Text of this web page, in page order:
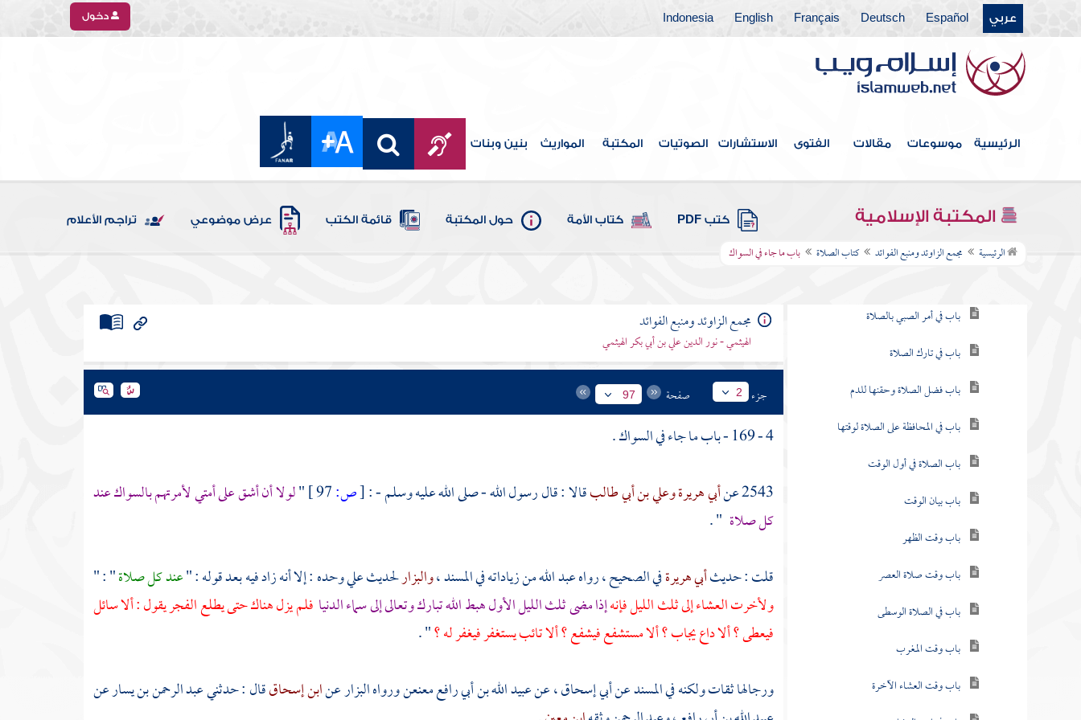
عربي Español
Deutsch
Français
English
Indonesia دخول
الرئيسية موسوعات مقالات الفتوى الاستشارات الصوتيات المكتبة المواريث بنين وبنات
المكتبة الإسلامية كتب PDF كتاب الأمة حول المكتبة قائمة الكتب عرض موضوعي تراجم الأعلام
الرئيسية مجمع الزاوئد ومنبع الفوائد كتاب الصلاة باب ما جاء في السواك
فهرس الكتاب
خطبة الكتاب
كتاب الإيمان
كتاب العلم
كتاب الصلاة
باب في أمر الصبي بالصلاة
باب في تارك الصلاة
باب فضل الصلاة وحقنها للدم
باب في المحافظة على الصلاة لوقتها
باب الصلاة في أول الوقت
باب بيان الوقت
باب وقت الظهر
باب وقت صلاة العصر
باب في الصلاة الوسطى
باب وقت المغرب
باب وقت العشاء الآخرة
مجمع الزاوئد ومنبع الفوائد
الهيثمي - نور الدين علي بن أبي بكر الهيثمي
جزء 2 صفحة 97
4 - 169 - باب ما جاء في السواك .
2543 عن
أبي هريرةوعلي بن أبي طالبقالا : قال رسول الله - صلى الله عليه وسلم - :[ص: "لولا أن أشق على أمتي لأمرتهم بالسواك عند
كل صلاة " .
قلت : حديثأبي هريرةفي الصحيح ، رواهعبد اللهمن زياداته في المسند ،والبزارلحديثعليوحده : إلا أنه زاد فيه بعد قوله : "عند كل صلاة" : "
ولأخرت العشاء إلى ثلث الليل فإنهإذا مضى ثلث الليل الأول هبط الله تبارك وتعالى إلى سماء الدنيا فلم يزل هناك حتى يطلع الفجر يقول : ألا سائل
فيعطى ؟ ألا داع يجاب ؟ ألا مستشفع فيشفع ؟ ألا تائب يستغفر فيغفر له ؟" .
ورجالها ثقات ولكنه في المسند عنأبي إسحاق، عنعبيد الله بن أبي رافعمعنعن ورواهالبزارعنابن إسحاققال : حدثنيعبد الرحمن بن يسارعن